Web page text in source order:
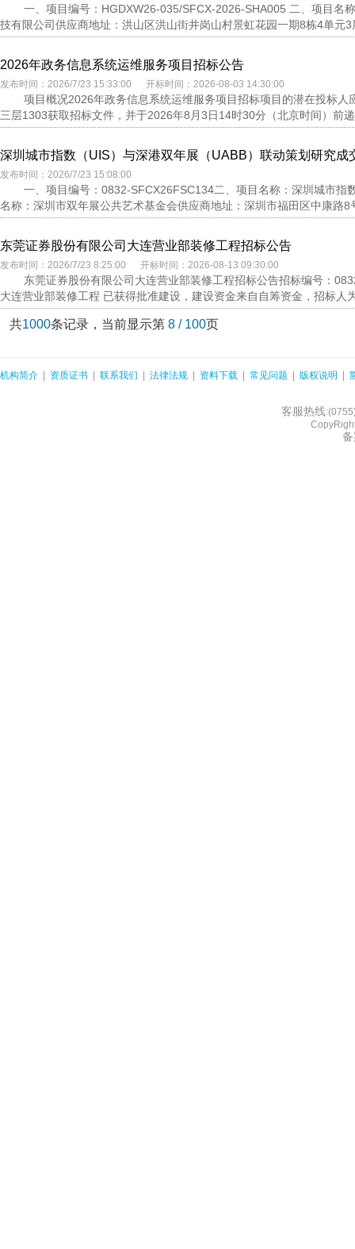
一、项目编号：HGDXW26-035/SFCX-2026-SHA005 二、项目名
技有限公司供应商地址：洪山区洪山街井岗山村景虹花园一期8栋4单元
2026年政务信息系统运维服务项目招标公告
发布时间：2026/7/23 15:33:00 开标时间：2026-08-03 14:30:00
项目概况2026年政务信息系统运维服务项目招标项目的潜在投标
三层1303获取招标文件，并于2026年8月3日14时30分（北京时间）前
深圳城市指数（UIS）与深港双年展（UABB）联动策划研究成
发布时间：2026/7/23 15:08:00
一、项目编号：0832-SFCX26FSC134二、项目名称：深圳城市
名称：深圳市双年展公共艺术基金会供应商地址：深圳市福田区中康路
东莞证券股份有限公司大连营业部装修工程招标公告
发布时间：2026/7/23 8:25:00 开标时间：2026-08-13 09:30:00
东莞证券股份有限公司大连营业部装修工程招标公告招标编号：
大连营业部装修工程 已获得批准建设，建设资金来自自筹资金，招标人
共1000条记录，当前显示第 8 / 100页
机构简介 资质证书 联系我们 法律法规 资料下载 常见问题 版权说明
客服热线